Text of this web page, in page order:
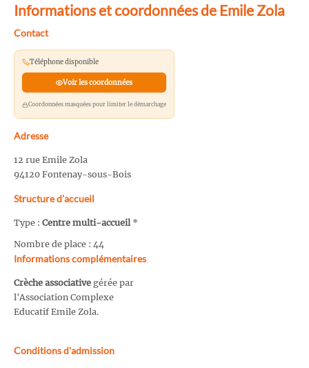
Informations et coordonnées de Emile Zola
Contact
Téléphone disponible
Voir les coordonnées
Coordonnées masquées pour limiter le démarchage
Adresse
12 rue Emile Zola
94120 Fontenay-sous-Bois
Structure d’accueil
Type : Centre multi-accueil*
Nombre de place : 44
Informations complémentaires
Crèche associative gérée par
l'Association Complexe
Educatif Emile Zola.
Conditions d'admission